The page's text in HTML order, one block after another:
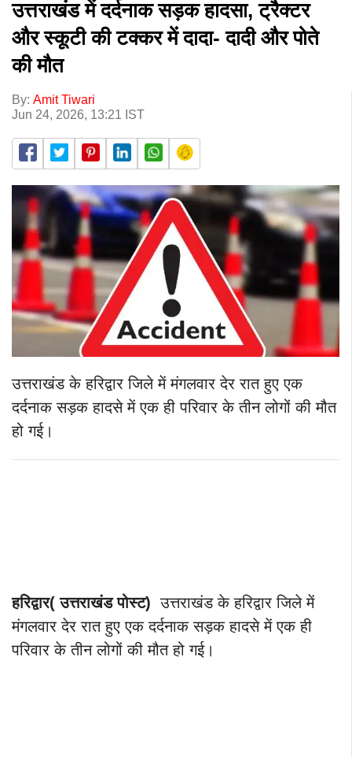
उत्तराखंड में दर्दनाक सड़क हादसा, ट्रैक्टर
और स्कूटी की टक्कर में दादा- दादी और पोते
की मौत
By: Amit Tiwari
Jun 24, 2026, 13:21 IST
उत्तराखंड के हरिद्वार जिले में मंगलवार देर रात हुए एक
दर्दनाक सड़क हादसे में एक ही परिवार के तीन लोगों की मौत
हो गई।
हरिद्वार( उत्तराखंड पोस्ट) उत्तराखंड के हरिद्वार जिले में
मंगलवार देर रात हुए एक दर्दनाक सड़क हादसे में एक ही
परिवार के तीन लोगों की मौत हो गई।